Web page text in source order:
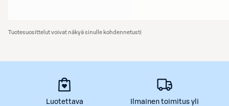
Tuotesuosittelut voivat näkyä sinulle kohdennetusti
Luotettava
Ilmainen toimitus yli